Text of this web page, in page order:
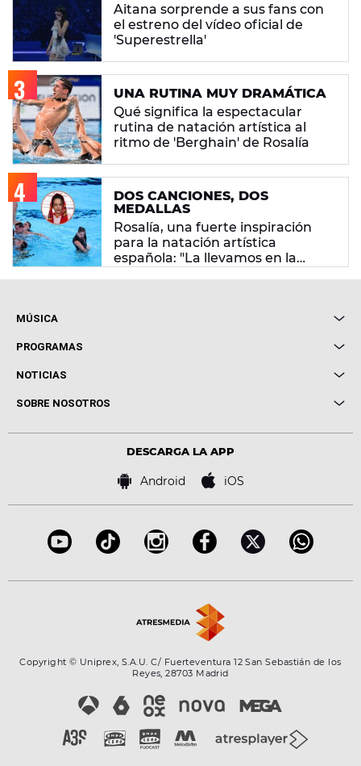
Aitana sorprende a sus fans con
el estreno del vídeo oficial de
'Superestrella'
UNA RUTINA MUY DRAMÁTICA
Qué significa la espectacular
rutina de natación artística al
ritmo de 'Berghain' de Rosalía
DOS CANCIONES, DOS
MEDALLAS
Rosalía, una fuerte inspiración
para la natación artística
española: "La llevamos en la
MÚSICA
Local de Ensayo Europa FM
Conciertos
PROGRAMAS
Cuerpos especiales
Locutores Europa FM
NOTICIAS
Cine y Televisión
Virales
SOBRE NOSOTROS
Bases de concursos
DESCARGA LA APP
Android iOS
Copyright © Uniprex, S.A.U. C/ Fuerteventura 12 San Sebastián de los
Reyes, 28703 Madrid